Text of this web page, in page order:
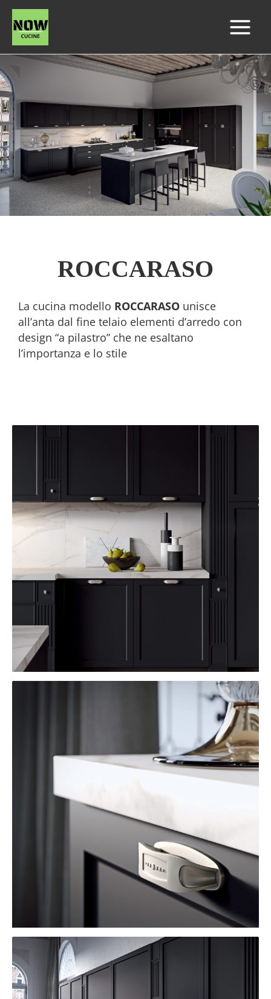
ROCCARASO
La cucina modello ROCCARASO unisce
all’anta dal fine telaio elementi d’arredo con
design “a pilastro” che ne esaltano
l’importanza e lo stile